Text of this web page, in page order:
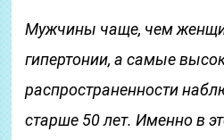
Мужчины чаще, чем
гипертонии, а самые
распространенности
старше 50 лет. Именно в